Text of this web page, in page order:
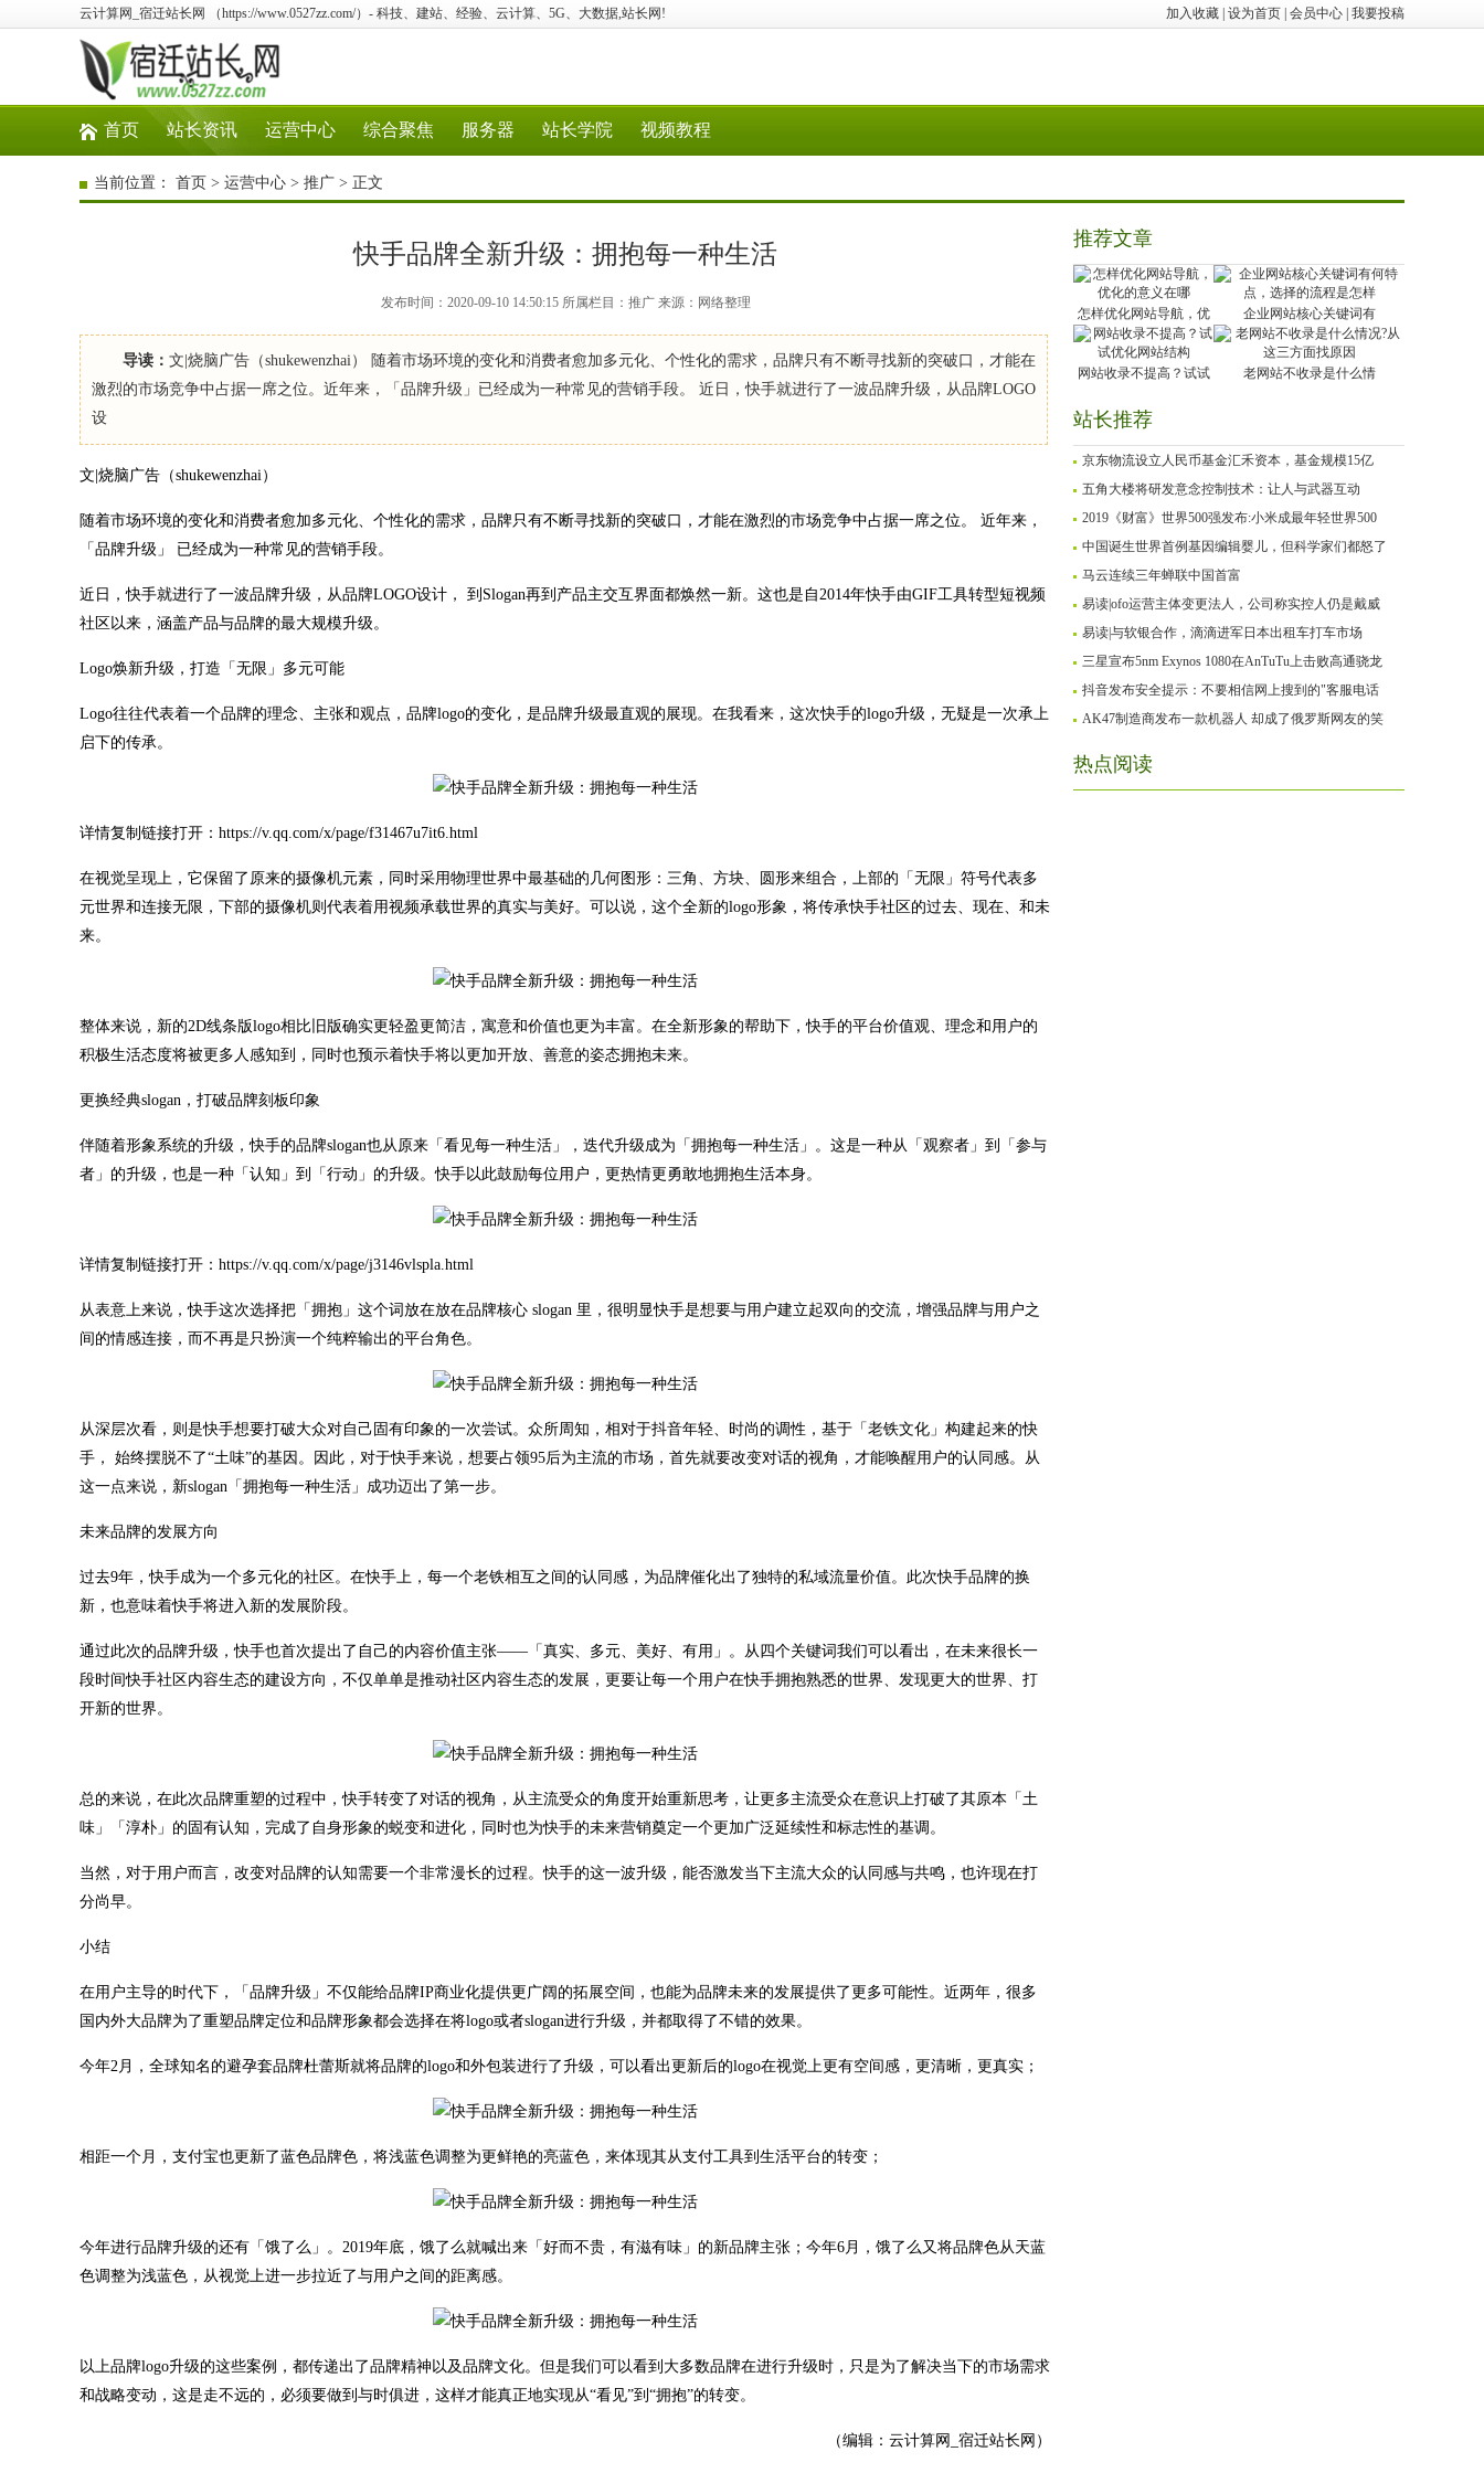
加入收藏 设为首页 会员中心 我要投稿
云计算网_宿迁站长网 （https://www.0527zz.com/）- 科技、建站、经验、云计算、5G、大数据,站长网!
首页 站长资讯 运营中心 综合聚焦 服务器 站长学院 视频教程
当前位置： 首页 > 运营中心 > 推广 > 正文
快手品牌全新升级：拥抱每一种生活
发布时间：2020-09-10 14:50:15 所属栏目：推广 来源：网络整理
导读： 文|烧脑广告（shukewenzhai） 随着市场环境的变化和消费者愈加多元化、个性化的需求，品牌只有不断寻找新的突破口，才能在
激烈的市场竞争中占据一席之位。近年来，「品牌升级」已经成为一种常见的营销手段。 近日，快手就进行了一波品牌升级，从品牌LOGO
设
文|烧脑广告（shukewenzhai）
随着市场环境的变化和消费者愈加多元化、个性化的需求，品牌只有不断寻找新的突破口，才能在激烈的市场竞争中占据一席之位。 近年来，
「品牌升级」 已经成为一种常见的营销手段。
近日，快手就进行了一波品牌升级，从品牌LOGO设计， 到Slogan再到产品主交互界面都焕然一新。这也是自2014年快手由GIF工具转型短视频
社区以来，涵盖产品与品牌的最大规模升级。
Logo焕新升级，打造「无限」多元可能
Logo往往代表着一个品牌的理念、主张和观点，品牌logo的变化，是品牌升级最直观的展现。在我看来，这次快手的logo升级，无疑是一次承上
启下的传承。
详情复制链接打开：https://v.qq.com/x/page/f31467u7it6.html
在视觉呈现上，它保留了原来的摄像机元素，同时采用物理世界中最基础的几何图形：三角、方块、圆形来组合，上部的「无限」符号代表多
元世界和连接无限，下部的摄像机则代表着用视频承载世界的真实与美好。可以说，这个全新的logo形象，将传承快手社区的过去、现在、和未
来。
整体来说，新的2D线条版logo相比旧版确实更轻盈更简洁，寓意和价值也更为丰富。在全新形象的帮助下，快手的平台价值观、理念和用户的
积极生活态度将被更多人感知到，同时也预示着快手将以更加开放、善意的姿态拥抱未来。
更换经典slogan，打破品牌刻板印象
伴随着形象系统的升级，快手的品牌slogan也从原来「看见每一种生活」，迭代升级成为「拥抱每一种生活」。这是一种从「观察者」到「参与
者」的升级，也是一种「认知」到「行动」的升级。快手以此鼓励每位用户，更热情更勇敢地拥抱生活本身。
详情复制链接打开：https://v.qq.com/x/page/j3146vlspla.html
从表意上来说，快手这次选择把「拥抱」这个词放在放在品牌核心 slogan 里，很明显快手是想要与用户建立起双向的交流，增强品牌与用户之
间的情感连接，而不再是只扮演一个纯粹输出的平台角色。
从深层次看，则是快手想要打破大众对自己固有印象的一次尝试。众所周知，相对于抖音年轻、时尚的调性，基于「老铁文化」构建起来的快
手， 始终摆脱不了“土味”的基因。因此，对于快手来说，想要占领95后为主流的市场，首先就要改变对话的视角，才能唤醒用户的认同感。从
这一点来说，新slogan「拥抱每一种生活」成功迈出了第一步。
未来品牌的发展方向
过去9年，快手成为一个多元化的社区。在快手上，每一个老铁相互之间的认同感，为品牌催化出了独特的私域流量价值。此次快手品牌的换
新，也意味着快手将进入新的发展阶段。
通过此次的品牌升级，快手也首次提出了自己的内容价值主张——「真实、多元、美好、有用」。从四个关键词我们可以看出，在未来很长一
段时间快手社区内容生态的建设方向，不仅单单是推动社区内容生态的发展，更要让每一个用户在快手拥抱熟悉的世界、发现更大的世界、打
开新的世界。
总的来说，在此次品牌重塑的过程中，快手转变了对话的视角，从主流受众的角度开始重新思考，让更多主流受众在意识上打破了其原本「土
味」「淳朴」的固有认知，完成了自身形象的蜕变和进化，同时也为快手的未来营销奠定一个更加广泛延续性和标志性的基调。
当然，对于用户而言，改变对品牌的认知需要一个非常漫长的过程。快手的这一波升级，能否激发当下主流大众的认同感与共鸣，也许现在打
分尚早。
小结
在用户主导的时代下，「品牌升级」不仅能给品牌IP商业化提供更广阔的拓展空间，也能为品牌未来的发展提供了更多可能性。近两年，很多
国内外大品牌为了重塑品牌定位和品牌形象都会选择在将logo或者slogan进行升级，并都取得了不错的效果。
今年2月，全球知名的避孕套品牌杜蕾斯就将品牌的logo和外包装进行了升级，可以看出更新后的logo在视觉上更有空间感，更清晰，更真实；
相距一个月，支付宝也更新了蓝色品牌色，将浅蓝色调整为更鲜艳的亮蓝色，来体现其从支付工具到生活平台的转变；
今年进行品牌升级的还有「饿了么」。2019年底，饿了么就喊出来「好而不贵，有滋有味」的新品牌主张；今年6月，饿了么又将品牌色从天蓝
色调整为浅蓝色，从视觉上进一步拉近了与用户之间的距离感。
以上品牌logo升级的这些案例，都传递出了品牌精神以及品牌文化。但是我们可以看到大多数品牌在进行升级时，只是为了解决当下的市场需求
和战略变动，这是走不远的，必须要做到与时俱进，这样才能真正地实现从“看见”到“拥抱”的转变。
（编辑：云计算网_宿迁站长网）
推荐文章
怎样优化网站导航，优 企业网站核心关键词有
网站收录不提高？试试 老网站不收录是什么情
站长推荐
京东物流设立人民币基金汇禾资本，基金规模15亿
五角大楼将研发意念控制技术：让人与武器互动
2019《财富》世界500强发布:小米成最年轻世界500
中国诞生世界首例基因编辑婴儿，但科学家们都怒了
马云连续三年蝉联中国首富
易读|ofo运营主体变更法人，公司称实控人仍是戴威
易读|与软银合作，滴滴进军日本出租车打车市场
三星宣布5nm Exynos 1080在AnTuTu上击败高通骁龙
抖音发布安全提示：不要相信网上搜到的"客服电话
AK47制造商发布一款机器人 却成了俄罗斯网友的笑
热点阅读